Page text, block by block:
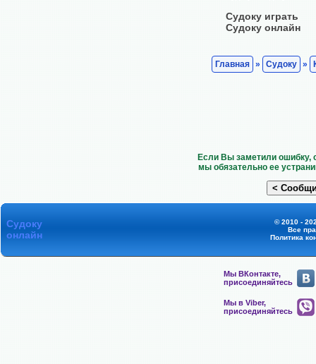
Судоку играть
Судоку онлайн
Главная » Судоку »
Если Вы заметили ошибку,
мы обязательно ее
Судоку
онлайн
© 2010 -
Все
Политика
Мы ВКонтакте,
присоединяйтесь
Мы в Viber,
присоединяйтесь